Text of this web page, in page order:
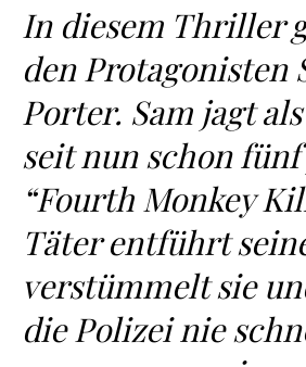
In diesem Thriller
den Protagonisten
Porter. Sam jagt
seit nun schon fünf
“Fourth Monkey
Täter entführt
verstümmelt sie
die Polizei nie